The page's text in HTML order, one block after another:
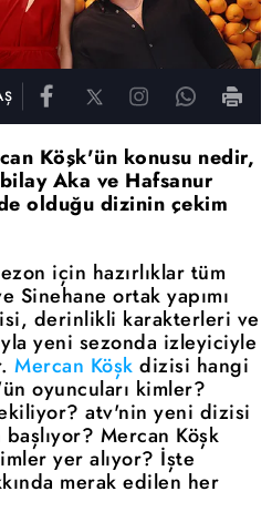
Köşk'ün konusu nedir,
Aka ve Hafsanur
olduğu dizinin çekim
için hazırlıklar tüm
Sinehane ortak yapımı
derinlikli karakterleri ve
yeni sezonda izleyiciyle
Mercan Köşk dizisi hangi
oyuncuları kimler?
atv'nin yeni dizisi
Mercan Köşk
yer alıyor? İşte
merak edilen her